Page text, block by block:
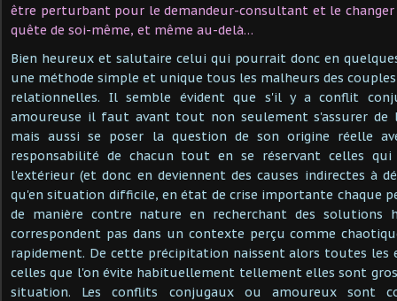
être perturbant pour le demandeur-consultant et le
quête de soi-même, et même au-delà…
Bien heureux et salutaire celui qui pourrait donc en
une méthode simple et unique tous les malheurs des
relationnelles. Il semble évident que s'il y a conflit
amoureuse il faut avant tout non seulement s'assurer de
mais aussi se poser la question de son origine réelle
responsabilité de chacun tout en se réservant celles
l'extérieur (et donc en deviennent des causes indirectes à
qu'en situation difficile, en état de crise importante chaque
de manière contre nature en recherchant des solutions
correspondent pas dans un contexte perçu comme
rapidement. De cette précipitation naissent alors toutes les
celles que l'on évite habituellement tellement elles sont
situation. Les conflits conjugaux ou amoureux sont